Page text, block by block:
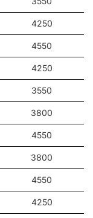
4250
4550
4250
3550
3800
4550
3800
4550
4250